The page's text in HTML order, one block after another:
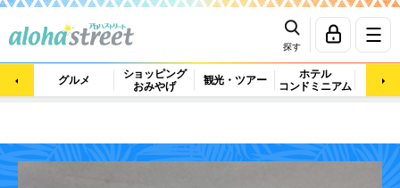
探す
グルメ
ショッピング
おみやげ
観光・ツアー
ホテル
コンドミニアム
マッ